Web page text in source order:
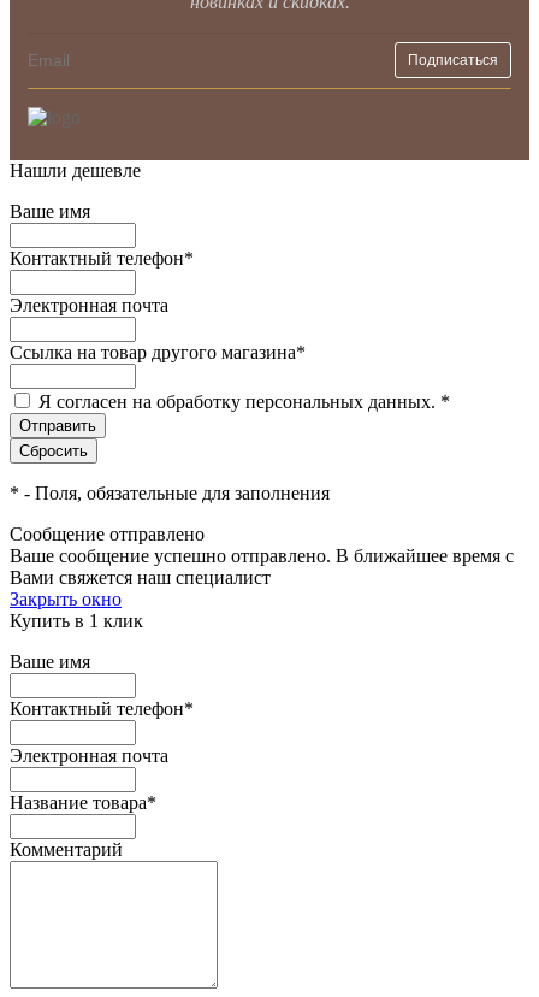
Нашли дешевле
Ваше имя
Контактный телефон*
Электронная почта
Ссылка на товар другого магазина*
Я согласен на обработку персональных данных. *
* - Поля, обязательные для заполнения
Сообщение отправлено
Ваше сообщение успешно отправлено. В ближайшее время с
Вами свяжется наш специалист
Закрыть окно
Купить в 1 клик
Ваше имя
Контактный телефон*
Электронная почта
Название товара*
Комментарий